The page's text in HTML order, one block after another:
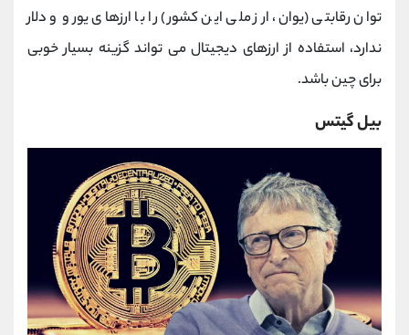
توان رقابتی (یوان، ارز ملی این کشور) را با ارزهای یورو و دلار
ندارد، استفاده از ارزهای دیجیتال می تواند گزینه بسیار خوبی
برای چین باشد.
بیل گیتس